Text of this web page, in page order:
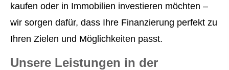
kaufen oder in Immobilien investieren möchten –
wir sorgen dafür, dass Ihre Finanzierung perfekt zu
Ihren Zielen und Möglichkeiten passt.
Unsere Leistungen in der